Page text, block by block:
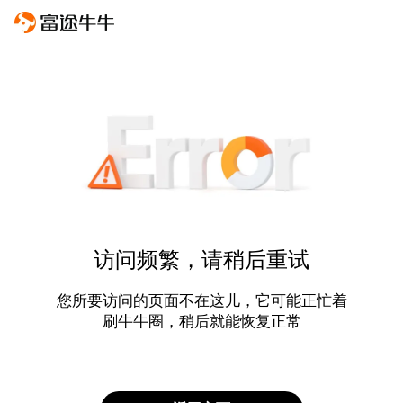
访问频繁，请稍后重试
您所要访问的页面不在这儿，它可能正忙着
刷牛牛圈，稍后就能恢复正常